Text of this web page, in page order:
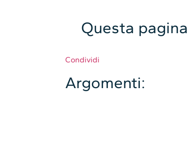
Valutazione attuale: 5 / 5
ValutaQuesta
Condividi
Argomenti: